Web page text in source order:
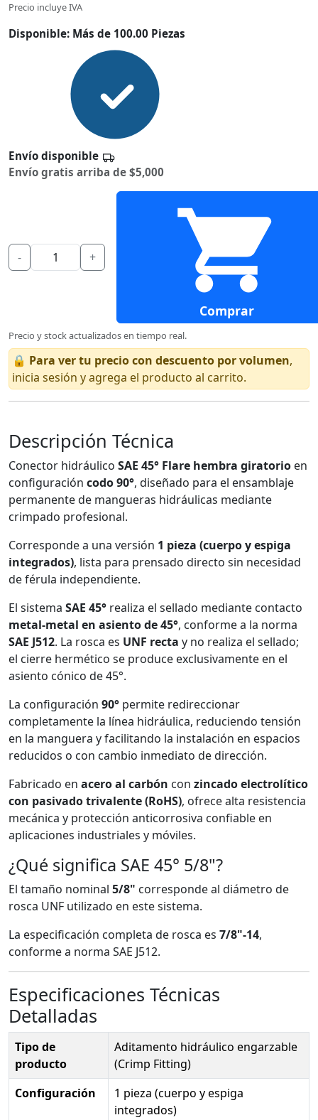
Precio incluye IVA
Disponible: Más de 100.00 Piezas
Envío disponible
Envío gratis arriba de $5,000
- +
Comprar
Precio y stock actualizados en tiempo real.
🔒 Para ver tu precio con descuento por volumen,
inicia sesión y agrega el producto al carrito.
Descripción Técnica
Conector hidráulico SAE 45° Flare hembra giratorio en
configuración codo 90°, diseñado para el ensamblaje
permanente de mangueras hidráulicas mediante
crimpado profesional.
Corresponde a una versión 1 pieza (cuerpo y espiga
integrados), lista para prensado directo sin necesidad
de férula independiente.
El sistema SAE 45° realiza el sellado mediante contacto
metal-metal en asiento de 45°, conforme a la norma
SAE J512. La rosca es UNF recta y no realiza el sellado;
el cierre hermético se produce exclusivamente en el
asiento cónico de 45°.
La configuración 90° permite redireccionar
completamente la línea hidráulica, reduciendo tensión
en la manguera y facilitando la instalación en espacios
reducidos o con cambio inmediato de dirección.
Fabricado en acero al carbón con zincado electrolítico
con pasivado trivalente (RoHS), ofrece alta resistencia
mecánica y protección anticorrosiva confiable en
aplicaciones industriales y móviles.
¿Qué significa SAE 45° 5/8"?
El tamaño nominal 5/8" corresponde al diámetro de
rosca UNF utilizado en este sistema.
La especificación completa de rosca es 7/8"-14,
conforme a norma SAE J512.
Especificaciones Técnicas
Detalladas
Tipo de
producto
Aditamento hidráulico engarzable
(Crimp Fitting)
Configuración
1 pieza (cuerpo y espiga
integrados)